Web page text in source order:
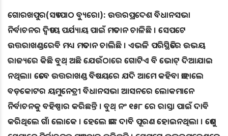
ଗୋରଖପୁର(ସତ୍ୟପାଠ ବ୍ୟୁରୋ): ଉତ୍ତରପ୍ରଦେଶ ବିଧାନସଭା
ନିର୍ବାଚନର ଦ୍ୱିତୀୟ ପର୍ଯ୍ୟାୟ ପାଇଁ ମତଦାନ ଚାଳିଛି । ସେପଟେ
ଉତ୍ତରାଖଣ୍ଡରେବି ମଧ୍ୟ ମତଦାନ ଚାଲିଛି । ଏଭଳି ପରିସ୍ଥିତିରେ ଉଭୟ
ରାଜ୍ୟରେ କିଛି ବୁଥ୍ ଅଛି ଯେଉଁଠାରେ ଗୋଟିଏ ବି ଭୋଟ୍ ଦିଆଯାଇ
ନଥିଲା। ତେବେ ଉତ୍ତରାଖଣ୍ଡ ବିଷୟରେ ଯଦି ଆମେ କହିବା ତାହାଲେ
ବଡ଼କୋଟର ୟମୁନେତ୍ରୀ ବିଧାନସଭା ଆସନରେ ଲୋକମାନେ
ନିର୍ବାଚନକୁ ବହିଷ୍ପାର କରିଛନ୍ତି । ବୁଥ୍ ନଂ ୧୫୮ ରେ ରାସ୍ତା ପାଇଁ ଦାବି
କରିଥିଲେ ଗାଁ ଲୋକେ । ହେଲେ ତାଙ୍କ ଦାବି ପୂରଣ ହୋଇନଥିଲା । ତେଣୁ